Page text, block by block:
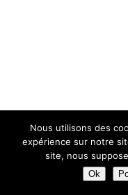
Nous utilisons des
expérience sur notre
site, nous
Ok